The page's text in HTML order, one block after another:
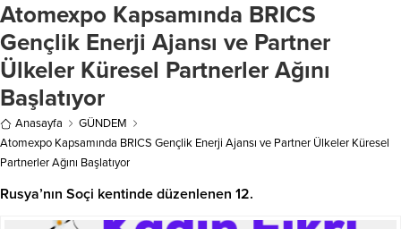
Atomexpo Kapsamında BRICS
Gençlik Enerji Ajansı ve Partner
Ülkeler Küresel Partnerler Ağını
Başlatıyor
Anasayfa
GÜNDEM
Atomexpo Kapsamında BRICS Gençlik Enerji Ajansı ve Partner Ülkeler Küresel
Partnerler Ağını Başlatıyor
Rusya’nın Soçi kentinde düzenlenen 12.